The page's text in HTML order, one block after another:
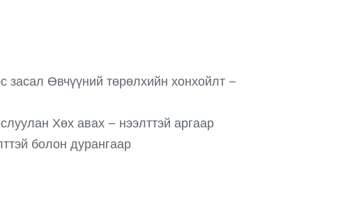
засал Өвчүүний төрөлхийн хонхойлт –
Хөх авах – нээлттэй аргаар
болон дурангаар